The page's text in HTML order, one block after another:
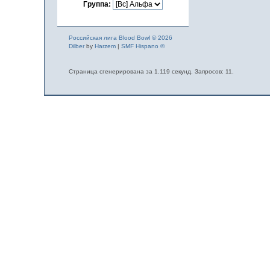
Группа:
Российская лига Blood Bowl © 2026
Dilberby Harzem| SMF Hispano ©
Страница сгенерирована за 1.119 секунд. Запросов: 11.